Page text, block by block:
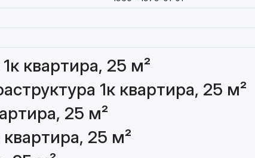
квартира, 25 м²
1к квартира, 25 м²
25 м²
25 м²